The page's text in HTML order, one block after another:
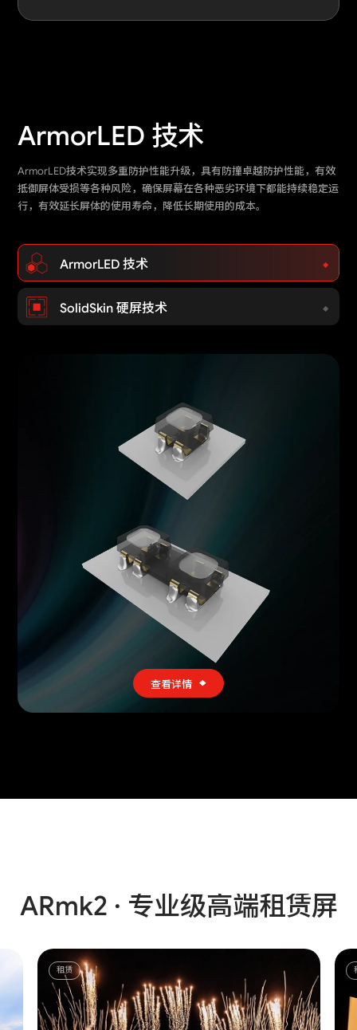
ArmorLED 技术
ArmorLED技术实现多重防护性能升级，具有防撞卓越防护性能，有效
抵御屏体受损等各种风险，确保屏幕在各种恶劣环境下都能持续稳定运
行，有效延长屏体的使用寿命，降低长期使用的成本。
SolidSkin 硬屏技术
硬屏技术通过一系列精细的制程工艺，对PCB基板及LED单元进行灌胶
封装，形成坚固的结构，有效隔绝外部环境对LED灯珠的侵蚀，大幅提
升灯珠的全面防护性能和长期使用的稳定性。
ArmorLED 技术
SolidSkin 硬屏技术
查看详情
查看详情
ARmk2 · 专业级高端租赁屏
租赁 户内